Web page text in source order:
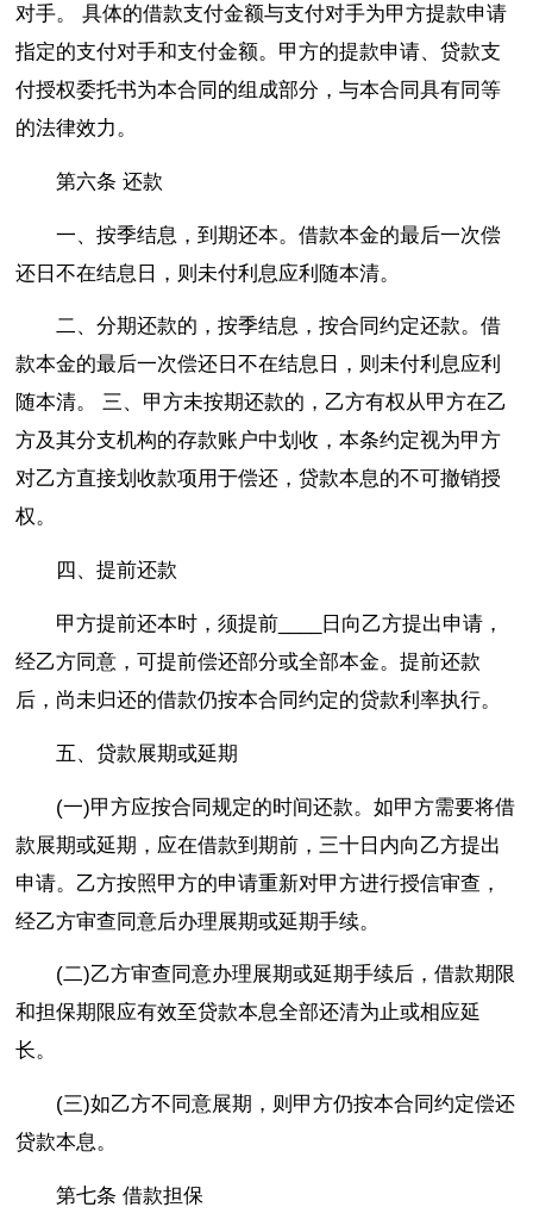
对手。 具体的借款支付金额与支付对手为甲方提款申请
指定的支付对手和支付金额。甲方的提款申请、贷款支
付授权委托书为本合同的组成部分，与本合同具有同等
的法律效力。
第六条 还款
一、按季结息，到期还本。借款本金的最后一次偿
还日不在结息日，则未付利息应利随本清。
二、分期还款的，按季结息，按合同约定还款。借
款本金的最后一次偿还日不在结息日，则未付利息应利
随本清。 三、甲方未按期还款的，乙方有权从甲方在乙
方及其分支机构的存款账户中划收，本条约定视为甲方
对乙方直接划收款项用于偿还，贷款本息的不可撤销授
权。
四、提前还款
甲方提前还本时，须提前____日向乙方提出申请，
经乙方同意，可提前偿还部分或全部本金。提前还款
后，尚未归还的借款仍按本合同约定的贷款利率执行。
五、贷款展期或延期
(一)甲方应按合同规定的时间还款。如甲方需要将借
款展期或延期，应在借款到期前，三十日内向乙方提出
申请。乙方按照甲方的申请重新对甲方进行授信审查，
经乙方审查同意后办理展期或延期手续。
(二)乙方审查同意办理展期或延期手续后，借款期限
和担保期限应有效至贷款本息全部还清为止或相应延
长。
(三)如乙方不同意展期，则甲方仍按本合同约定偿还
贷款本息。
第七条 借款担保